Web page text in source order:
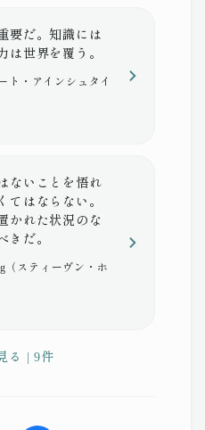
要だ。知識には
は世界を覆う。
ト・アインシュタイ
ないことを悟れ
てはならない。
かれた状況のな
きだ。
（スティーヴン・ホ
る | 9件